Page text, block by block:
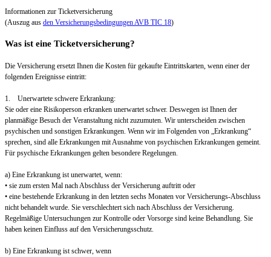
Informationen zur Ticketversicherung
(Auszug aus den Versicherungsbedingungen AVB TIC 18)
Was ist eine Ticketversicherung?
Die Versicherung ersetzt Ihnen die Kosten für gekaufte Eintrittskarten, wenn einer der
folgenden Ereignisse eintritt:
1. Unerwartete schwere Erkrankung:
Sie oder eine Risikoperson erkranken unerwartet schwer. Deswegen ist Ihnen der
planmäßige Besuch der Veranstaltung nicht zuzumuten. Wir unterscheiden zwischen
psychischen und sonstigen Erkrankungen. Wenn wir im Folgenden von „Erkrankung“
sprechen, sind alle Erkrankungen mit Ausnahme von psychischen Erkrankungen gemeint.
Für psychische Erkrankungen gelten besondere Regelungen.
a) Eine Erkrankung ist unerwartet, wenn:
• sie zum ersten Mal nach Abschluss der Versicherung auftritt oder
• eine bestehende Erkrankung in den letzten sechs Monaten vor Versicherungs-Abschluss
nicht behandelt wurde. Sie verschlechtert sich nach Abschluss der Versicherung.
Regelmäßige Untersuchungen zur Kontrolle oder Vorsorge sind keine Behandlung. Sie
haben keinen Einfluss auf den Versicherungsschutz.
b) Eine Erkrankung ist schwer, wenn